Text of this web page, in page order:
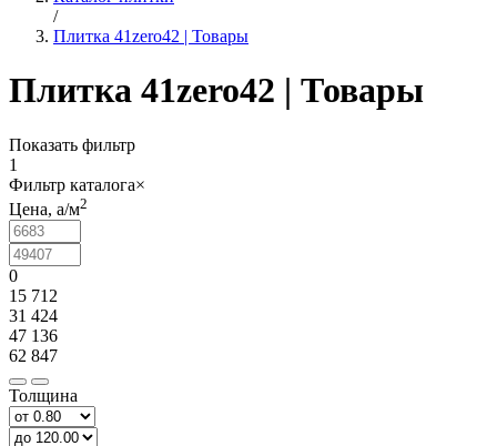
/
Плитка 41zero42 | Товары
Плитка 41zero42 | Товары
Показать фильтр
1
Фильтр каталога×
Цена, a/м2
0
15 712
31 424
47 136
62 847
Толщина